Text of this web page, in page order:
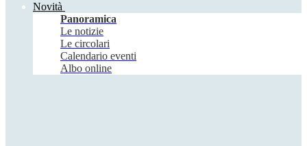
Novità
Panoramica
Le notizie
Le circolari
Calendario eventi
Albo online